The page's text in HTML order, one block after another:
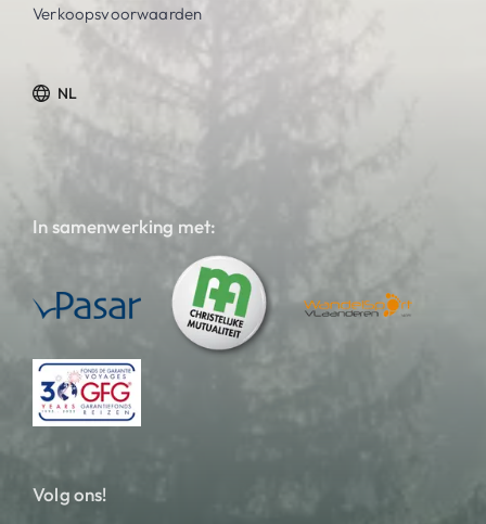
Verkoopsvoorwaarden
NL
In samenwerking met:
Volg ons!